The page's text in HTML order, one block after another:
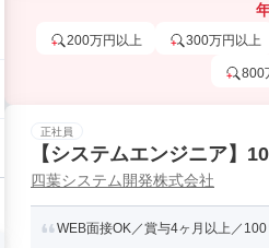
200万円以上 300万円以上
800
正社員
【システムエンジニア】
四葉システム開発株式会社
WEB面接OK／賞与4ヶ月以上／